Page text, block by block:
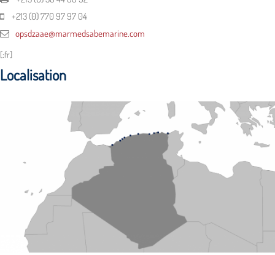
+213 (0) 770 97 97 04
opsdzaae@marmedsabemarine.com
[:fr]
Localisation